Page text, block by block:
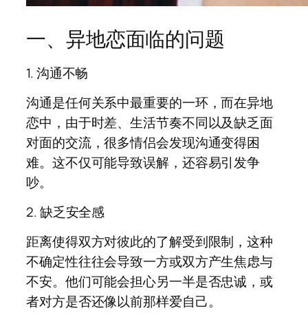
一、异地恋面临的问题
1. 沟通不畅
沟通是任何关系中最重要的一环，而在异地
恋中，由于时差、生活节奏不同以及缺乏面
对面的交流，很多情侣会发现沟通变得困
难。这不仅可能导致误解，还容易引发争
吵。
2. 缺乏安全感
距离使得双方对彼此的了解受到限制，这种
不确定性往往会导致一方或双方产生焦虑与
不安。他们可能会担心另一半是否忠诚，或
者对方是否还像以前那样爱自己。